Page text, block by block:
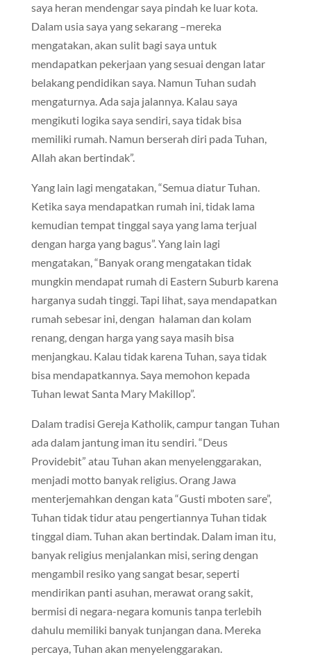
saya heran mendengar saya pindah ke luar kota.
Dalam usia saya yang sekarang –mereka
mengatakan, akan sulit bagi saya untuk
mendapatkan pekerjaan yang sesuai dengan latar
belakang pendidikan saya. Namun Tuhan sudah
mengaturnya. Ada saja jalannya. Kalau saya
mengikuti logika saya sendiri, saya tidak bisa
memiliki rumah. Namun berserah diri pada Tuhan,
Allah akan bertindak”.
Yang lain lagi mengatakan, “Semua diatur Tuhan.
Ketika saya mendapatkan rumah ini, tidak lama
kemudian tempat tinggal saya yang lama terjual
dengan harga yang bagus”. Yang lain lagi
mengatakan, “Banyak orang mengatakan tidak
mungkin mendapat rumah di Eastern Suburb karena
harganya sudah tinggi. Tapi lihat, saya mendapatkan
rumah sebesar ini, dengan halaman dan kolam
renang, dengan harga yang saya masih bisa
menjangkau. Kalau tidak karena Tuhan, saya tidak
bisa mendapatkannya. Saya memohon kepada
Tuhan lewat Santa Mary Makillop”.
Dalam tradisi Gereja Katholik, campur tangan Tuhan
ada dalam jantung iman itu sendiri. “Deus
Providebit” atau Tuhan akan menyelenggarakan,
menjadi motto banyak religius. Orang Jawa
menterjemahkan dengan kata “Gusti mboten sare”,
Tuhan tidak tidur atau pengertiannya Tuhan tidak
tinggal diam. Tuhan akan bertindak. Dalam iman itu,
banyak religius menjalankan misi, sering dengan
mengambil resiko yang sangat besar, seperti
mendirikan panti asuhan, merawat orang sakit,
bermisi di negara-negara komunis tanpa terlebih
dahulu memiliki banyak tunjangan dana. Mereka
percaya, Tuhan akan menyelenggarakan.